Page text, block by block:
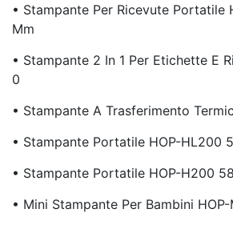
• Stampante Per Ricevute Portatile
Mm
• Stampante 2 In 1 Per Etichette E
0
• Stampante A Trasferimento
• Stampante Portatile HOP-HL200
• Stampante Portatile HOP-H200
• Mini Stampante Per Bambini HOP-